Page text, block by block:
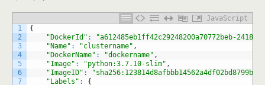
JavaScript
1
2
3
4
5
6
7
{
"DockerId" :
"a612485eb1ff42c29248200a70772beb-
"Name" : "clustername" ,
"DockerName" : "dockername" ,
"Image" : "python:3.7.10-slim" ,
"ImageID" :
"Labels" :
{